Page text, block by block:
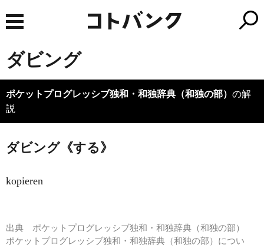
ダビング
ポケットプログレッシブ独和・和独辞典（和独の部） の解
説
ダビング《する》
kopieren
出典 ポケットプログレッシブ独和・和独辞典（和独の部）
ポケットプログレッシブ独和・和独辞典（和独の部）につい